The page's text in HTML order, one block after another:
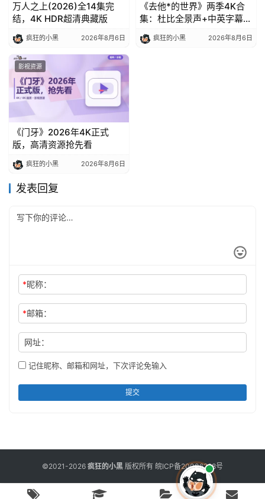
万人之上(2026)全14集完
结，4K HDR超清典藏版
疯狂的小黑 2026年8月6日
《去他*的世界》两季4K合
集：杜比全景声+中英字幕，
收藏级画质体验
疯狂的小黑 2026年8月6日
影视资源
《门牙》2026年4K正式
版，高清资源抢先看
疯狂的小黑 2026年8月6日
发表回复
*昵称：
*邮箱：
网址：
记住昵称、邮箱和网址，下次评论免输入
提交
©2021-2026 疯狂的小黑 版权所有 皖ICP备20006298号